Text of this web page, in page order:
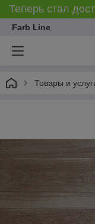
Теперь стал
Farb Line
Товары и